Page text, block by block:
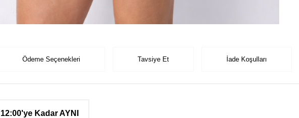
Ödeme Seçenekleri Tavsiye Et İade Koşulları
12:00'ye Kadar AYNI